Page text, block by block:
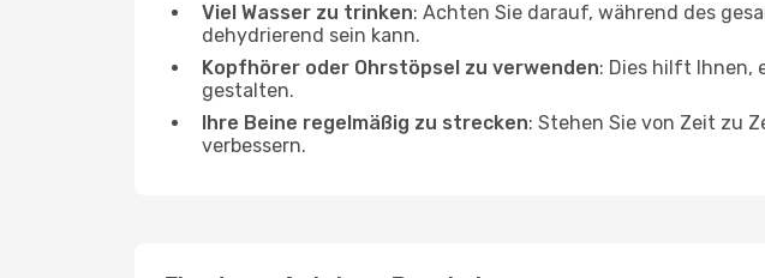
Viel Wasser zu trinken: Achten Sie darauf, während des
dehydrierend sein kann.
Kopfhörer oder Ohrstöpsel zu verwenden: Dies hilft Ihnen,
gestalten.
Ihre Beine regelmäßig zu strecken: Stehen Sie von Zeit zu
verbessern.